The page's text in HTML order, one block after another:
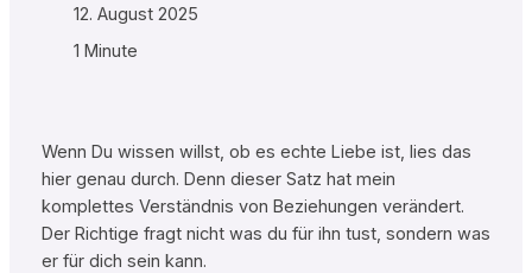
12. August 2025
1 Minute
Wenn Du wissen willst, ob es echte Liebe ist, lies das
hier genau durch. Denn dieser Satz hat mein
komplettes Verständnis von Beziehungen verändert.
Der Richtige fragt nicht was du für ihn tust, sondern was
er für dich sein kann.